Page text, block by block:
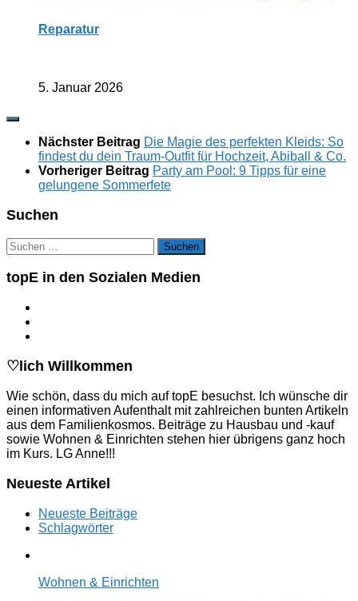
Reparatur
5. Januar 2026
Nächster Beitrag Die Magie des perfekten Kleids: So
findest du dein Traum-Outfit für Hochzeit, Abiball & Co.
Vorheriger Beitrag Party am Pool: 9 Tipps für eine
gelungene Sommerfete
Suchen
Suchen
nach:
topE in den Sozialen Medien
♡lich Willkommen
Wie schön, dass du mich auf topE besuchst. Ich wünsche dir
einen informativen Aufenthalt mit zahlreichen bunten Artikeln
aus dem Familienkosmos. Beiträge zu Hausbau und -kauf
sowie Wohnen & Einrichten stehen hier übrigens ganz hoch
im Kurs. LG Anne!!!
Neueste Artikel
Neueste Beiträge
Schlagwörter
Wohnen & Einrichten